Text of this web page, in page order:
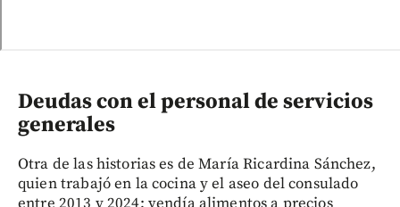
Deudas con el personal de servicios
generales
Otra de las historias es de María Ricardina Sánchez,
quien trabajó en la cocina y el aseo del consulado